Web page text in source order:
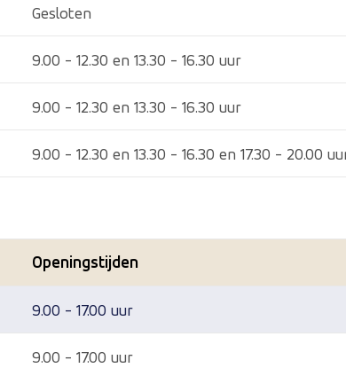
Gesloten
9.00 - 12.30 en 13.30 - 16.30 uur
9.00 - 12.30 en 13.30 - 16.30 uur
9.00 - 12.30 en 13.30 - 16.30 en 17.30 - 20.00
Openingstijden
9.00 - 17.00 uur
9.00 - 17.00 uur